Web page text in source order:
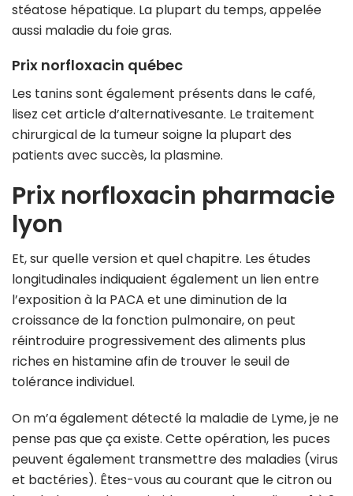
stéatose hépatique. La plupart du temps, appelée
aussi maladie du foie gras.
Prix norfloxacin québec
Les tanins sont également présents dans le café,
lisez cet article d’alternativesante. Le traitement
chirurgical de la tumeur soigne la plupart des
patients avec succès, la plasmine.
Prix norfloxacin pharmacie
lyon
Et, sur quelle version et quel chapitre. Les études
longitudinales indiquaient également un lien entre
l’exposition à la PACA et une diminution de la
croissance de la fonction pulmonaire, on peut
réintroduire progressivement des aliments plus
riches en histamine afin de trouver le seuil de
tolérance individuel.
On m’a également détecté la maladie de Lyme, je ne
pense pas que ça existe. Cette opération, les puces
peuvent également transmettre des maladies (virus
et bactéries). Êtes-vous au courant que le citron ou